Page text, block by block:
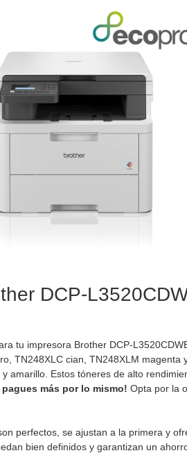
DCP-
tu impresora Brother DCP-
TN248XLC cian, TN248XLM magenta
amarillo. Estos tóneres de alto
pagues más por lo mismo! Opta por la
perfectos, se ajustan a la primera y
bien definidos y garantizan un